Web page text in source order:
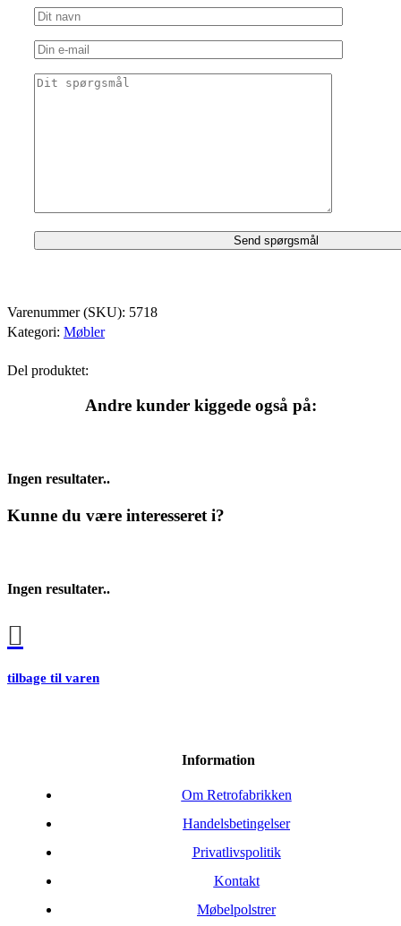
Varenummer (SKU): 5718
Kategori: Møbler
Del produktet:
Andre kunder kiggede også på:
Ingen resultater..
Kunne du være interesseret i?
Ingen resultater..
tilbage til varen
Information
Om Retrofabrikken
Handelsbetingelser
Privatlivspolitik
Kontakt
Møbelpolstrer